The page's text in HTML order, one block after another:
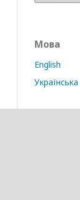
Мова
English
Українська